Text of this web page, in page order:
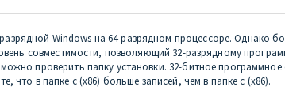
Windows на 64-разрядном процессоре. Однако
совместимости, позволяющий 32-разрядному
проверить папку установки. 32-битное программное
в папке с (x86) больше записей, чем в папке с (x86).